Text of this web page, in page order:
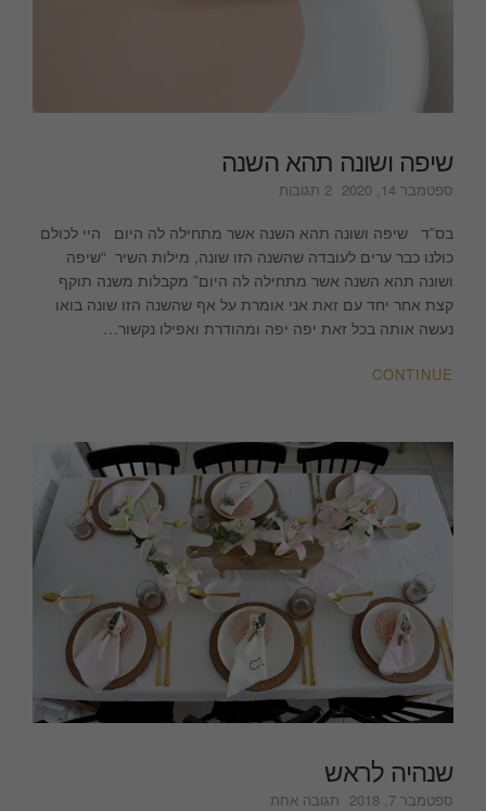
שיפה ושונה תהא השנה
ספטמבר 14, 2020 2 תגובות
ושונה
תהא
השנה
בס”ד שיפה ושונה תהא השנה אשר מתחילה לה היום היי לכולם
כולנו כבר ערים לעובדה שהשנה הזו שונה, מילות השיר “שיפה
ושונה תהא השנה אשר מתחילה לה היום” מקבלות משנה תוקף
קצת אחר יחד עם זאת אני אומרת על אף שהשנה הזו שונה בואו
נעשה אותה בכל זאת יפה יפה ומהודרת ואפילו נקשור…
CONTINUE
שנהיה לראש
ספטמבר 7, 2018 תגובה אחת